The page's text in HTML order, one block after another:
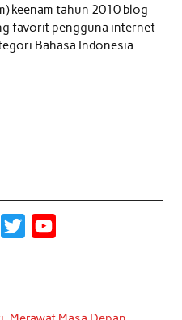
keenam tahun 2010 blog
favorit pengguna internet
Bahasa Indonesia.
t
T